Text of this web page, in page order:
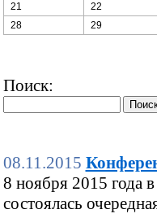
21
22
28
29
Поиск:
08.11.2015
8 ноября 2015 года
состоялась